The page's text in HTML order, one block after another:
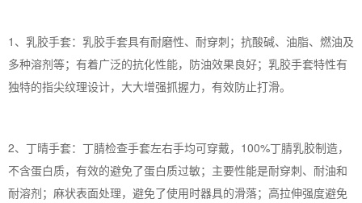
1、乳胶手套：乳胶手套具有耐磨性、耐穿刺；抗酸碱、油脂、燃油及
多种溶剂等；有着广泛的抗化性能，防油效果良好；乳胶手套特性有
独特的指尖纹理设计，大大增强抓握力，有效防止打滑。
2、丁晴手套：丁腈检查手套左右手均可穿戴，100%丁腈乳胶制造，
不含蛋白质，有效的避免了蛋白质过敏；主要性能是耐穿刺、耐油和
耐溶剂；麻状表面处理，避免了使用时器具的滑落；高拉伸强度避免